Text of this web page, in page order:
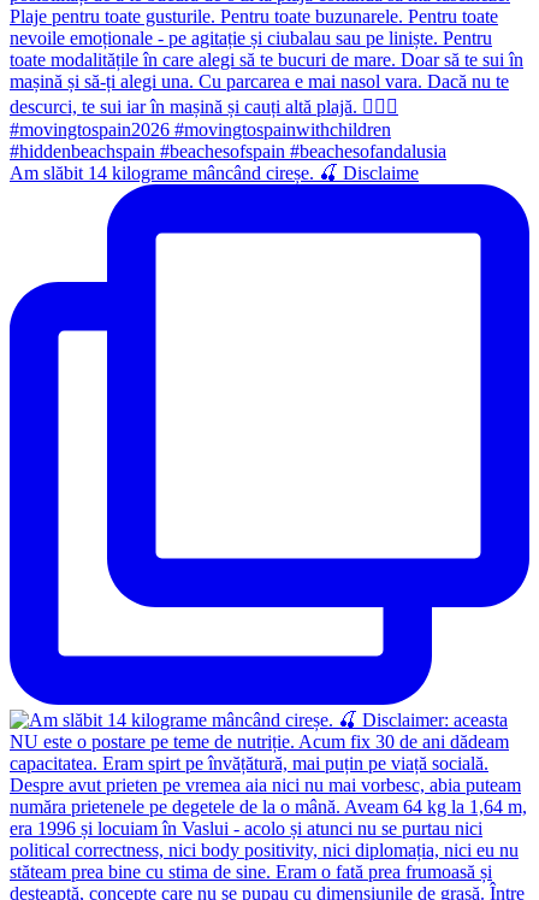
Am slăbit 14 kilograme mâncând cireșe. 🍒 Disclaime